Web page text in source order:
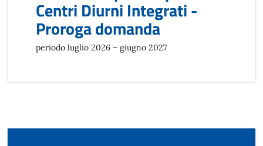
Centri Diurni Integrati -
Proroga domanda
periodo luglio 2026 – giugno 2027